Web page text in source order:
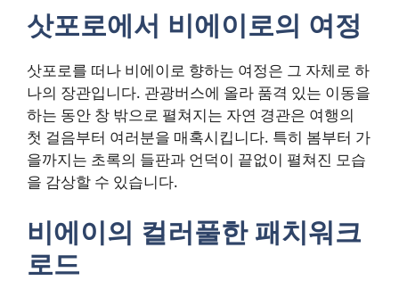
삿포로에서 비에이로의 여정
삿포로를 떠나 비에이로 향하는 여정은 그 자체로 하
나의 장관입니다. 관광버스에 올라 품격 있는 이동을
하는 동안 창 밖으로 펼쳐지는 자연 경관은 여행의
첫 걸음부터 여러분을 매혹시킵니다. 특히 봄부터 가
을까지는 초록의 들판과 언덕이 끝없이 펼쳐진 모습
을 감상할 수 있습니다.
비에이의 컬러풀한 패치워크
로드